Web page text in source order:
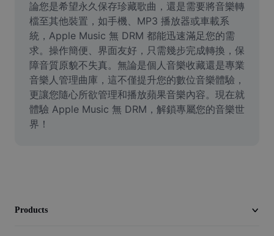
AI Inpainting
Face Cutout
Video
Remove video BG
論您是希望永久保存珍藏歌曲，還是需要將音樂轉
檔至其他裝置，如手機、MP3 播放器或車載系
統，Apple Music 無 DRM 都能迅速滿足您的需
求。操作簡便、界面友好，只需幾步完成轉換，保
障音質原貌不失真。無論是個人音樂收藏還是專業
音樂人管理曲庫，這不僅提升您的數位音樂體驗，
更讓您隨心所欲管理和播放蘋果音樂內容。現在就
體驗 Apple Music 無 DRM，解鎖專屬您的音樂世
界！
Products